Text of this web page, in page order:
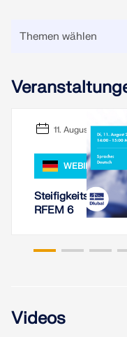
LASTZONEN
Überholte Produkte
11. August 2026
WEBINAR
RFEM 6
Videos